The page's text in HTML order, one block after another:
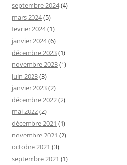
septembre 2024(4)
mars 2024(5)
février 2024(1)
janvier 2024(6)
décembre 2023(1)
novembre 2023(1)
juin 2023(3)
janvier 2023(2)
décembre 2022(2)
mai 2022(2)
décembre 2021 (1)
novembre 2021 (2)
octobre 2021 (3)
septembre 2021 (1)